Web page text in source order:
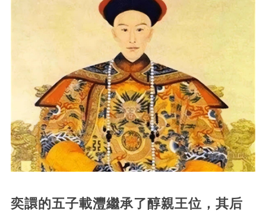
奕譞的五子載灃繼承了醇親王位，其后